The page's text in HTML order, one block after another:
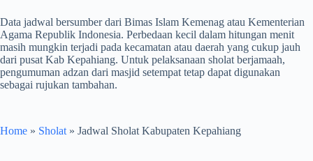
Data jadwal bersumber dari Bimas Islam Kemenag atau Kementerian
Agama Republik Indonesia. Perbedaan kecil dalam hitungan menit
masih mungkin terjadi pada kecamatan atau daerah yang cukup jauh
dari pusat Kab Kepahiang. Untuk pelaksanaan sholat berjamaah,
pengumuman adzan dari masjid setempat tetap dapat digunakan
sebagai rujukan tambahan.
Home » Sholat » Jadwal Sholat Kabupaten Kepahiang